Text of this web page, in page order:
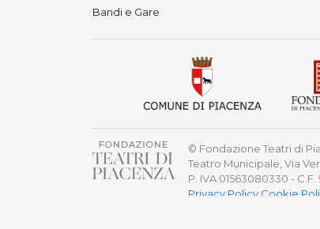
Bandi e Gare
© Fondazione Teatri di
Teatro Municipale, Via
P. IVA 01563080330 - C.F.
Privacy Policy Cookie